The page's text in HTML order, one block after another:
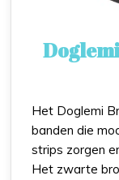
Het Doglemi
banden die
strips zorgen
Het zwarte